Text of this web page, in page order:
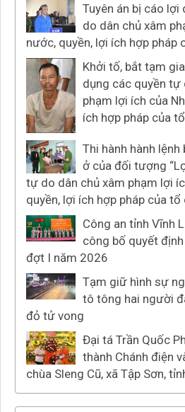
Tuyên án bị cáo
do dân chủ xâm
nước, quyền, lợi ích hợp pháp
Khởi tố, bắt tạm
dụng các quyền tự
phạm lợi ích của
ích hợp pháp của
Thi hành hành
ở của đối tượng
tự do dân chủ xâm phạm lợi
quyền, lợi ích hợp pháp của tổ
Công an tỉnh Vĩnh
công bố quyết
đợt I năm 2026
Tạm giữ hình sự
tô tông hai người
đỏ tử vong
Đại tá Trần Quốc
thành Chánh điện
chùa Sleng Cũ, xã Tập Sơn,